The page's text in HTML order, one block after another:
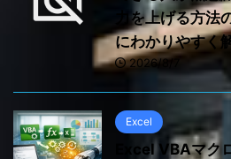
力を上げる方法
にわかりやすく
2026/8/7
Excel
Excel VBAマク